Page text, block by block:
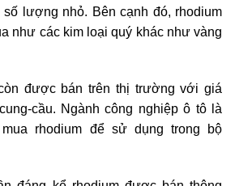
lượng nhỏ. Bên cạnh đó, rhodium
như các kim loại quý khác như vàng
được bán trên thị trường với giá
cầu. Ngành công nghiệp ô tô là
rhodium để sử dụng trong bộ